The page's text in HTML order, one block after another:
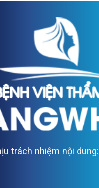
trách nhiệm nội dung: